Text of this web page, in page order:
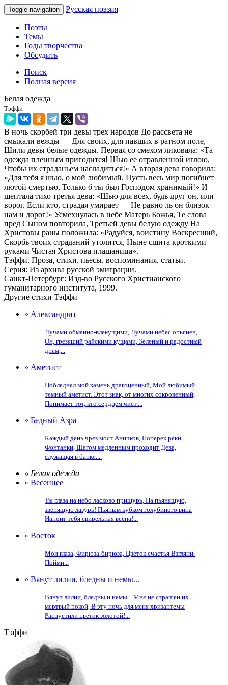
Toggle navigation Русская поэзия
Поэты
Темы
Годы творчества
Обсудить
Поиск
Полная версия
Белая одежда
Тэффи
В ночь скорбей три девы трех народов До рассвета не
смыкали вежды — Для своих, для павших в ратном поле,
Шили девы белые одежды. Первая со смехом ликовала: «Та
одежда пленным пригодится! Шью ее отравленной иглою,
Чтобы их страданьем насладиться!» А вторая дева говорила:
«Для тебя я шью, о мой любимый. Пусть весь мир погибнет
лютой смертью, Только б ты был Господом хранимый!» И
шептала тихо третья дева: «Шью для всех, будь друг он, или
ворог. Если кто, страдая умирает — Не равно ль он близок
нам и дорог!» Усмехнулась в небе Матерь Божья, Те слова
пред Сыном повторила, Третьей девы белую одежду На
Христовы раны положила: «Радуйся, воистину Воскресший,
Скорбь твоих страданий утолится, Ныне сшита кроткими
руками Чистая Христова плащаница».
Тэффи. Проза, стихи, пьесы, воспоминания, статьи.
Серия: Из архива русской эмиграции.
Санкт-Петербург: Изд-во Русского Христианского
гуманитарного института, 1999.
Другие стихи Тэффи
» Александрит
Лучами обманно-влекущими, Лучами небес опьянен,
Он, грезящий райскими кущами, Зеленый и радостный
днем,...
» Аметист
Побледнел мой камень драгоценный, Мой любимый
темный аметист. Этот знак, от многих сокровенный,
Понимает тот, кто сердцем чист....
» Бедный Азра
Каждый день чрез мост Аничков, Поперек реки
Фонтанки, Шагом медленным проходит Дева,
служащая в банке....
» Белая одежда
» Весеннее
Ты глаза на небо ласково прищурь, На пьянящую,
звенящую лазурь! Пьяным кубком голубиного вина
Напоит тебя свирельная весна!...
» Восток
Мои глаза, Фирюза-бирюза, Цветок счастья Взгляни.
Пойми...
» Вянут лилии, бледны и немы...
Вянут лилии, бледны и немы... Мне не страшен их
мертвый покой, В эту ночь для меня хризантемы
Распустили цветок золотой!...
Тэффи